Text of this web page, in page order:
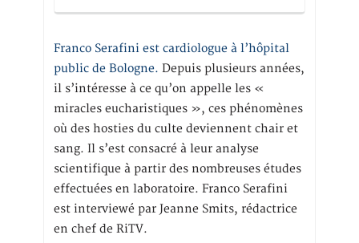
Franco Serafini est cardiologue à l’hôpital
public de Bologne. Depuis plusieurs années,
il s’intéresse à ce qu’on appelle les «
miracles eucharistiques », ces phénomènes
où des hosties du culte deviennent chair et
sang. Il s’est consacré à leur analyse
scientifique à partir des nombreuses études
effectuées en laboratoire. Franco Serafini
est interviewé par Jeanne Smits, rédactrice
en chef de RiTV.